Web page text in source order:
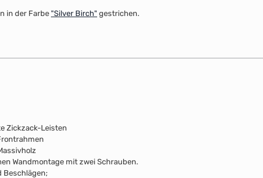
in der Farbe "Silver Birch" gestrichen.
Zickzack-Leisten
Wandmontage mit zwei Schrauben.
Beschlägen;